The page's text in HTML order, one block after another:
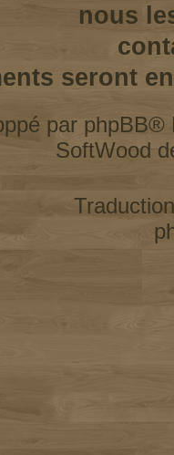
nous
seront
par phpBB®
SoftWood